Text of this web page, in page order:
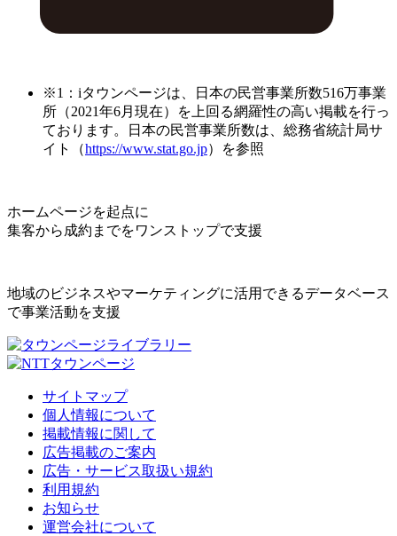
※1：iタウンページは、日本の民営事業所数516万事業
所（2021年6月現在）を上回る網羅性の高い掲載を行っ
ております。日本の民営事業所数は、総務省統計局サ
イト（https://www.stat.go.jp）を参照
ホームページを起点に
集客から成約までをワンストップで支援
地域のビジネスやマーケティングに活用できるデータベース
で事業活動を支援
サイトマップ
個人情報について
掲載情報に関して
広告掲載のご案内
広告・サービス取扱い規約
利用規約
お知らせ
運営会社について